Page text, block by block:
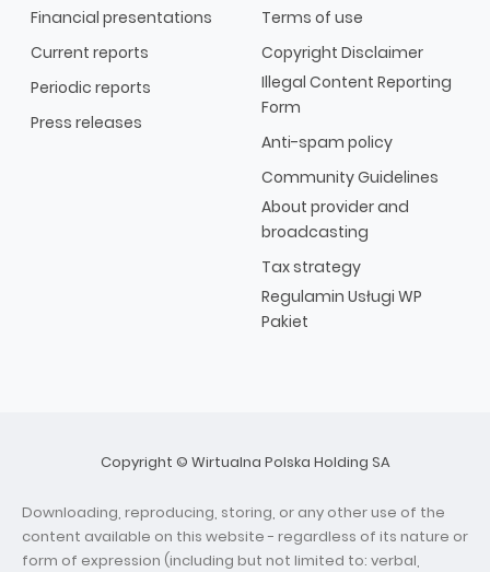
Financial presentations
Current reports
Periodic reports
Press releases
Terms of use
Copyright Disclaimer
Illegal Content Reporting
Form
Anti-spam policy
Community Guidelines
About provider and
broadcasting
Tax strategy
Regulamin Usługi WP
Pakiet
Copyright © Wirtualna Polska Holding SA
Downloading, reproducing, storing, or any other use of the
content available on this website - regardless of its nature or
form of expression (including but not limited to: verbal,